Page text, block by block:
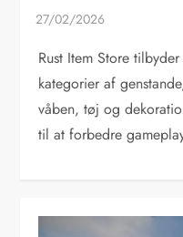
Rust Item Store
kategorier af
våben, tøj og
til at forbedre